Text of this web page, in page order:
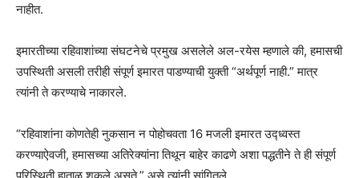
नाहीत.
इमारतीच्या रहिवाशांच्या संघटनेचे प्रमुख असलेले अल-रयेस म्हणाले की, हमासची
उपस्थिती असली तरीही संपूर्ण इमारत पाडण्याची युक्ती “अर्थपूर्ण नाही.” मात्र
त्यांनी ते करण्याचे नाकारले.
“रहिवाशांना कोणतेही नुकसान न पोहोचवता 16 मजली इमारत उद्ध्वस्त
करण्याऐवजी, हमासच्या अतिरेक्यांना तिथून बाहेर काढणे अशा पद्धतीने ते ही संपूर्ण